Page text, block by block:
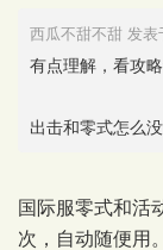
西瓜不甜不甜 发表
有点理解，看攻
出击和零式怎么
国际服零式和活
次，自动随便用。